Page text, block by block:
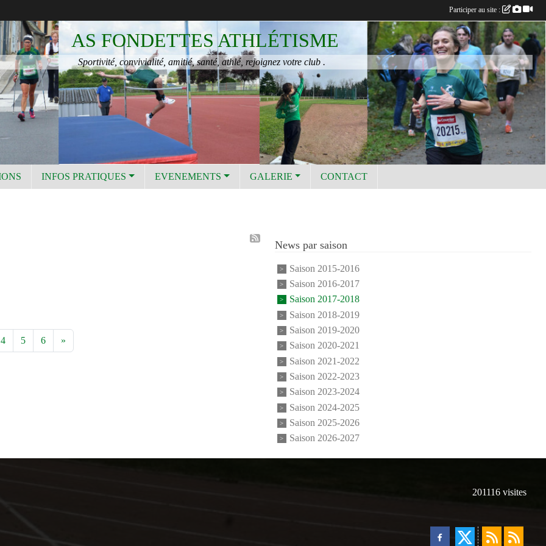
AS FONDETTES ATHLÉTISME
Sportivité, convivialité, amitié, santé, athlé, rejoignez votre club .
INFOS PRATIQUES EVENEMENTS GALERIE CONTACT
4 5 6 »
News par saison
Saison 2015-2016
Saison 2016-2017
Saison 2017-2018
Saison 2018-2019
Saison 2019-2020
Saison 2020-2021
Saison 2021-2022
Saison 2022-2023
Saison 2023-2024
Saison 2024-2025
Saison 2025-2026
Saison 2026-2027
201116 visites
Participer au site :